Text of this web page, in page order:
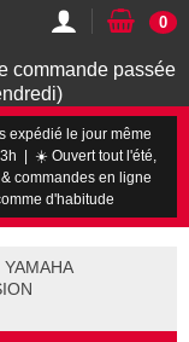
commande passée
0
expédié le jour même
| ☀️ Ouvert tout l'été,
commandes en ligne
d'habitude
YAMAHA